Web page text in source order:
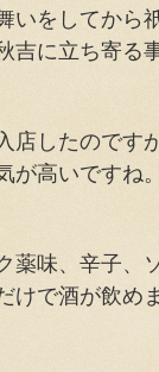
いをしてから
吉に立ち寄る
店したのです
が高いですね
薬味、辛子、
けで酒が飲め